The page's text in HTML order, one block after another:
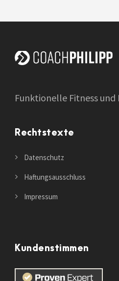
Funktionelle Fitness und
Rechtstexte
Datenschutz
Haftungsausschluss
Impressum
Kundenstimmen